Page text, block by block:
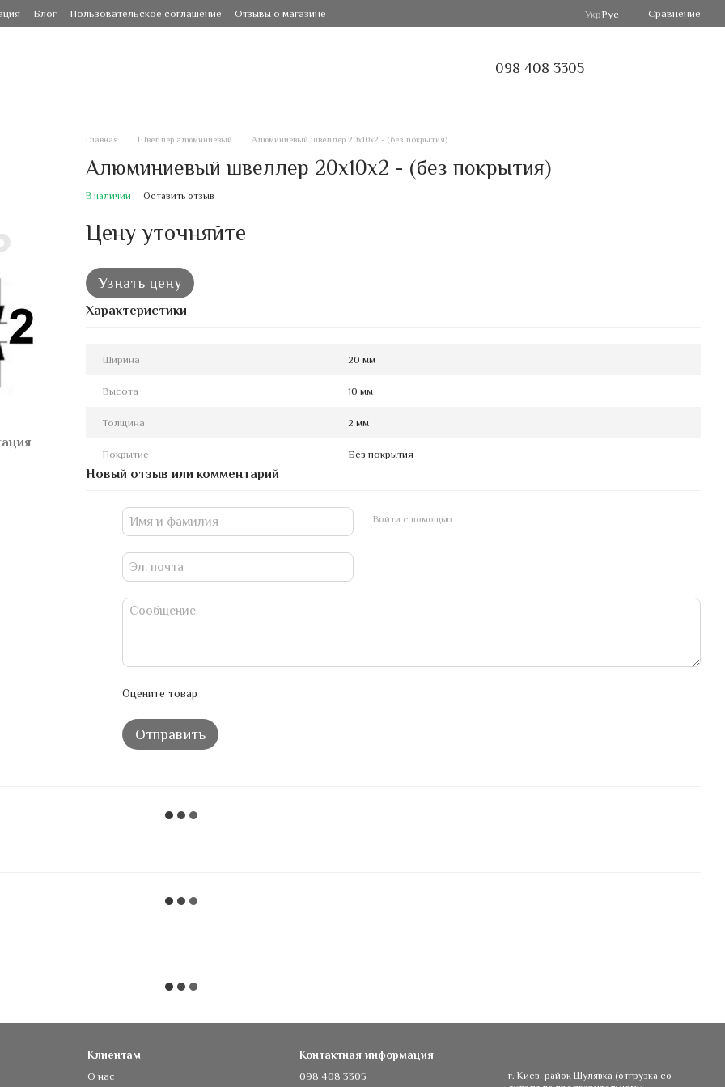
Блог Пользовательское соглашение Отзывы о магазине УкрРус Сравнение
098 408 3305
Главная Швеллер алюминиевый Алюминиевый швеллер 20х10х2 - (без покрытия)
Алюминиевый швеллер 20х10х2 - (без покрытия)
В наличии Оставить отзыв
Цену уточняйте
Узнать цену
Характеристики
Ширина 20 мм
Высота 10 мм
Толщина 2 мм
Покрытие Без покрытия
Новый отзыв или комментарий
Войти с помощью
Оцените товар
Отправить
Клиентам
О нас
Контактная информация
098 408 3305
г. Киев, район Шулявка (отгрузка со